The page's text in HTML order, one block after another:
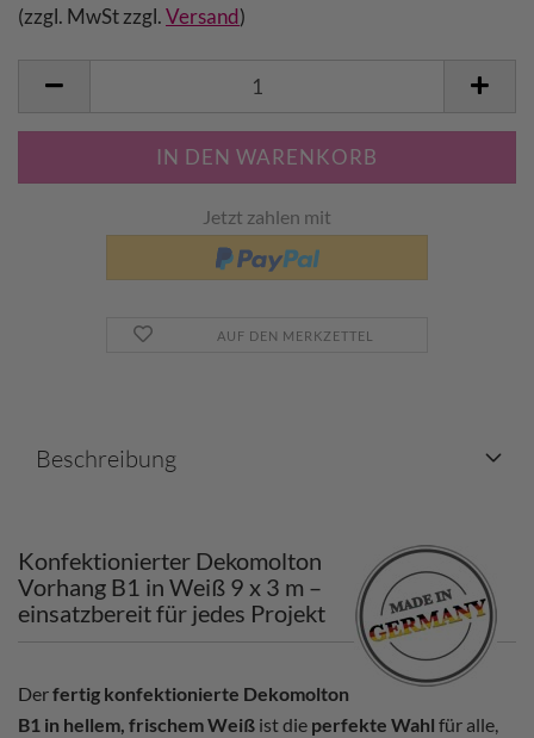
(zzgl. MwSt zzgl. Versand)
Jetzt zahlen mit
AUF DEN MERKZETTEL
Beschreibung
Konfektionierter Dekomolton
Vorhang B1 in Weiß 9 x 3 m –
einsatzbereit für jedes Projekt
Derfertig konfektionierte Dekomolton
B1 in hellem, frischem Weiß ist die perfekte Wahl für alle,